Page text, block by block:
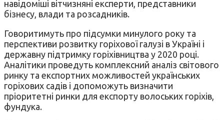
навідоміші вітчизняні експерти, представники
бізнесу, влади та розсадників.
Говоритимуть про підсумки минулого року та
перспективи розвитку горіхової галузі в Україні і
державну підтримку горіхівництва у 2020 році.
Аналітики проведуть комплексний аналіз світового
ринку та експортних можливостей українських
горіхових садів і допоможуть визначити
пріоритетні ринки для експорту волоських горіхів,
фундука.